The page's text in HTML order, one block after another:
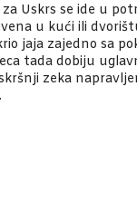
Uskrs se ide u
u kući ili
jaja zajedno sa
tada dobiju
zeka